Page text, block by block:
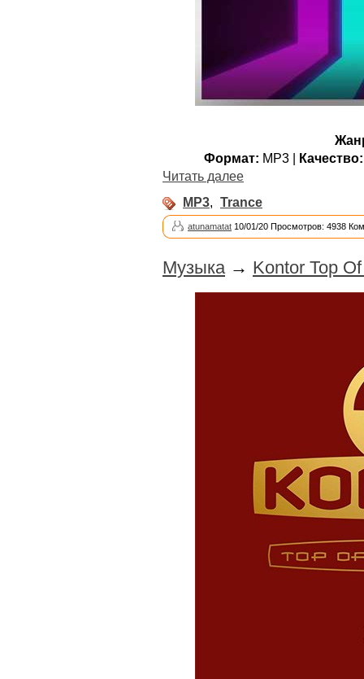
Формат: MP3 | Качество:
Читать далее
MP3, Trance
atunamatat 10/01/20 Просмотров: 4938
Музыка→ Kontor Top